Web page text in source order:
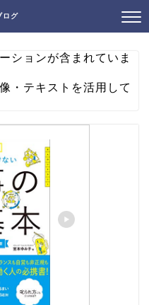
ログ
ションが含まれていま
・テキストを活用して